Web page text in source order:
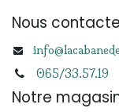
Nous
065/33.57.19
Notre